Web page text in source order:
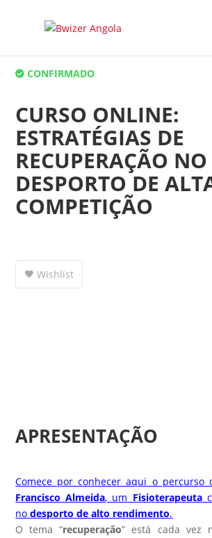
CONFIRMADO
CURSO ONLINE:
ESTRATÉGIAS DE
RECUPERAÇÃO NO
DESPORTO DE
COMPETIÇÃO
Wishlist
APRESENTAÇÃO
Comece por conhecer aqui o percurso
Francisco Almeida, um Fisioterapeuta
nodesporto de alto rendimento.
O tema “recuperação” está cada vez